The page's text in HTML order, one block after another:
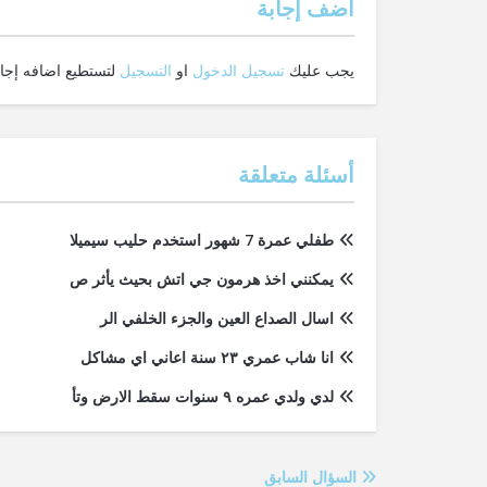
‫أضف إجابة
يجب عليك تسجيل الدخول او التسجيل لتستطيع اضافه
أسئلة متعلقة
طفلي عمرة 7 شهور استخدم حليب سيميلا
يمكنني اخذ هرمون جي اتش بحيث يأثر ص
اسال الصداع العين والجزء الخلفي الر
انا شاب عمري ٢٣ سنة اعاني اي مشاكل
لدي ولدي عمره ٩ سنوات سقط الارض وتأ
السؤال السابق